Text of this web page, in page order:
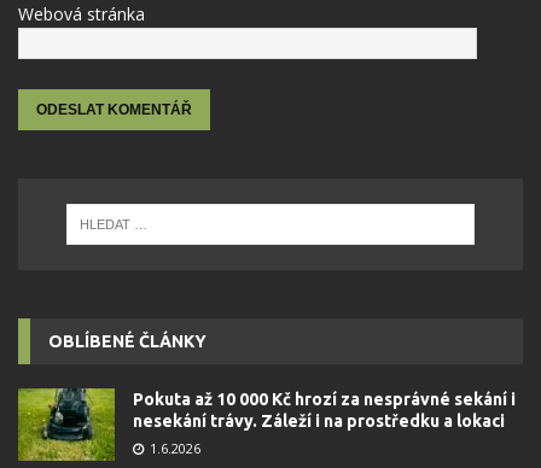
Webová stránka
OBLÍBENÉ ČLÁNKY
Pokuta až 10 000 Kč hrozí za nesprávné sekání i
nesekání trávy. Záleží i na prostředku a lokaci
1.6.2026